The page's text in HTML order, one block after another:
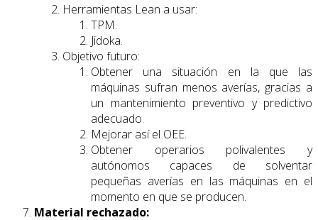
Herramientas Lean a usar:
TPM.
Jidoka.
Objetivo futuro:
Obtener una situación en la que las
máquinas sufran menos averías, gracias a
un mantenimiento preventivo y predictivo
adecuado.
Mejorar así el OEE.
Obtener operarios polivalentes y
autónomos capaces de solventar
pequeñas averías en las máquinas en el
momento en que se producen.
Material rechazado: